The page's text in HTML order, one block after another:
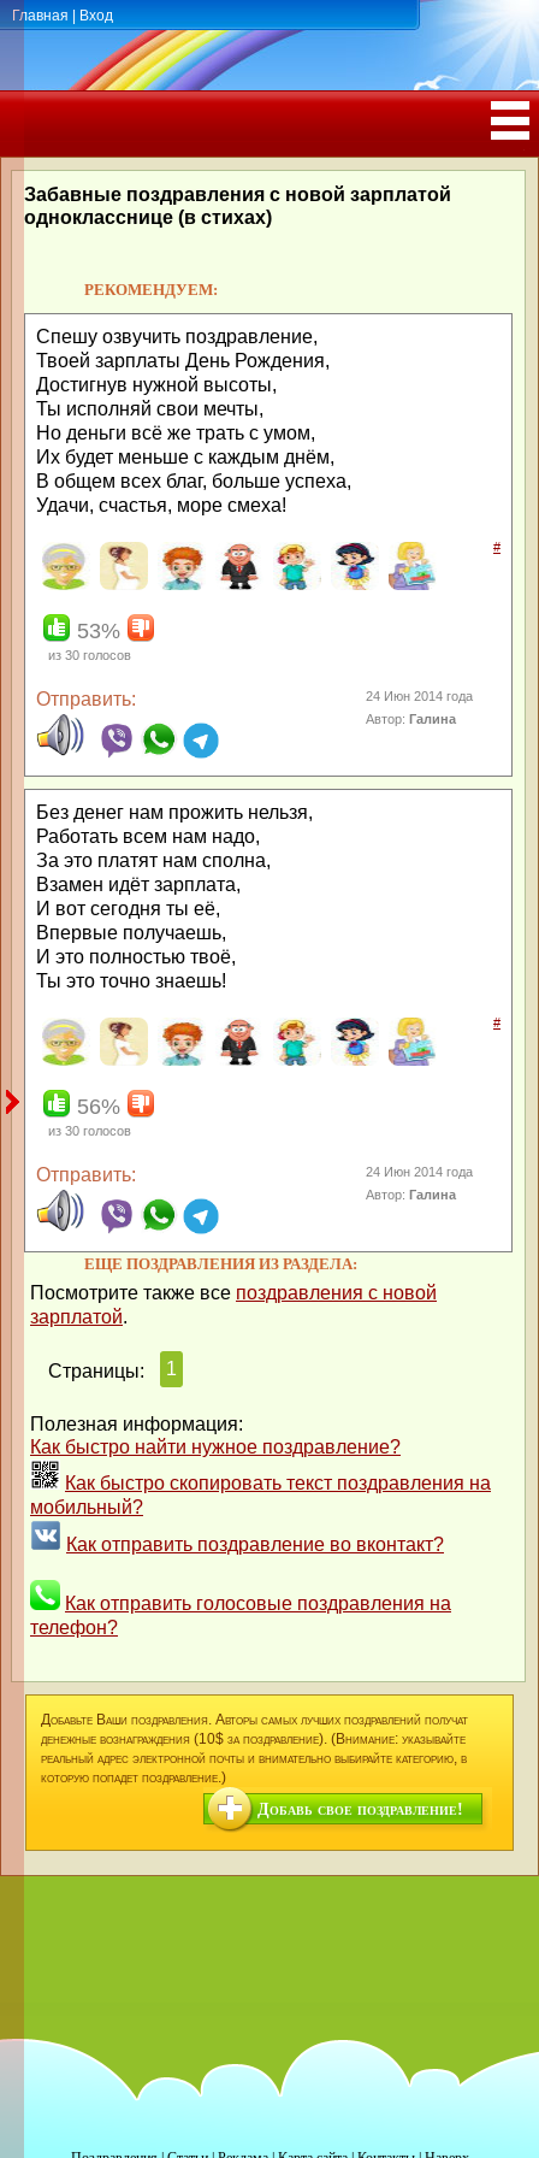
Главная Вход
РОЖДЕНИЯ, ЮБИЛЕЕМ
Забавные поздравления с новой зарплатой
однокласснице (в стихах)
РЕКОМЕНДУЕМ:
Спешу озвучить поздравление,
Твоей зарплаты День Рождения,
Достигнув нужной высоты,
Ты исполняй свои мечты,
Но деньги всё же трать с умом,
Их будет меньше с каждым днём,
В общем всех благ, больше успеха,
Удачи, счастья, море смеха!
#
53%
из 30 голосов
Отправить:
24 Июн 2014 года
Автор:Галина
Без денег нам прожить нельзя,
Работать всем нам надо,
За это платят нам сполна,
Взамен идёт зарплата,
И вот сегодня ты её,
Впервые получаешь,
И это полностью твоё,
Ты это точно знаешь!
#
56%
из 30 голосов
Отправить:
24 Июн 2014 года
Автор:Галина
ЕЩЕ ПОЗДРАВЛЕНИЯ ИЗ РАЗДЕЛА:
Посмотрите также все поздравления с новой
зарплатой.
Страницы: 1
Полезная информация:
Как быстро найти нужное поздравление?
Как быстро скопировать текст поздравления на
мобильный?
Как отправить поздравление во вконтакт?
Как отправить голосовые поздравления на
телефон?
Добавьте Ваши поздравления. Авторы самых лучших поздравлений получат
денежные вознаграждения (10$ за поздравление). (Внимание: указывайте
реальный адрес электронной почты и внимательно выбирайте категорию, в
которую попадет поздравление.)
Добавь свое поздравление!